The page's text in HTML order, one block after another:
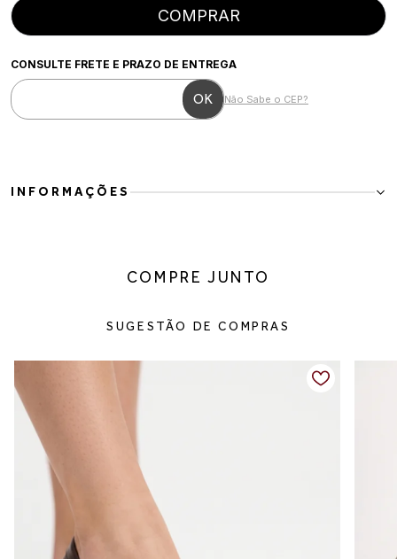
COMPRAR
CONSULTE FRETE E PRAZO DE ENTREGA
Não Sabe o CEP?
INFORMAÇÕES
sofisticado, ele transita facilmente entre produções casuais e mais
Detalhes do produto:
Fechamento: calce fácil
Solado: leve e confortável
Diferenciais: design clássico, acabamento liso e alta versatilidade
Tabela de medidas:
34 — aproximadamente 22,6 cm
35 — aproximadamente 23,3 cm
36 — aproximadamente 24,0 cm
37 — aproximadamente 24,6 cm
38 — aproximadamente 25,3 cm
39 — aproximadamente 26,0 cm
Para escolher o tamanho ideal, meça seu pé do dedão até o
COMPRE JUNTO
SUGESTÃO DE COMPRAS